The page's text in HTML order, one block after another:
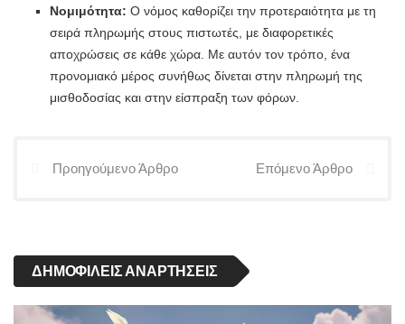
Νομιμότητα: Ο νόμος καθορίζει την προτεραιότητα με τη
σειρά πληρωμής στους πιστωτές, με διαφορετικές
αποχρώσεις σε κάθε χώρα. Με αυτόν τον τρόπο, ένα
προνομιακό μέρος συνήθως δίνεται στην πληρωμή της
μισθοδοσίας και στην είσπραξη των φόρων.
Προηγούμενο Άρθρο Επόμενο Άρθρο
ΔΗΜΟΦΙΛΕΊΣ ΑΝΑΡΤΉΣΕΙΣ